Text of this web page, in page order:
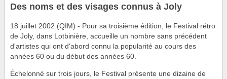
Des noms et des visages connus à Joly
18 juillet 2002 (QIM) - Pour sa troisième édition, le Festival rétro
de Joly, dans Lotbinière, accueille un nombre sans précédent
d'artistes qui ont d'abord connu la popularité au cours des
années 60 ou du début des années 60.
Échelonné sur trois jours, le Festival présente une dizaine de